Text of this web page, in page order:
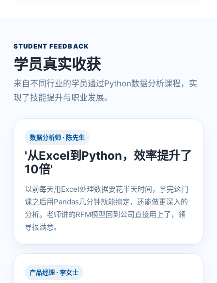
STUDENT FEEDBACK
学员真实收获
来自不同行业的学员通过Python数据分析课程，实
现了技能提升与职业发展。
数据分析师 · 陈先生
'从Excel到Python，效率提升了
10倍'
以前每天用Excel处理数据要花半天时间，学完这门
课之后用Pandas几分钟就能搞定，还能做更深入的
分析。老师讲的RFM模型回到公司直接用上了，领
导很满意。
产品经理 · 李女士